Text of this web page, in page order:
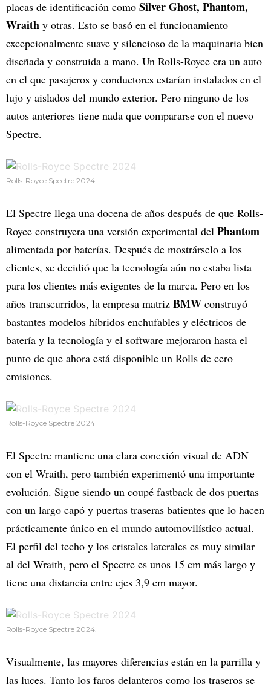
placas de identificación como Silver Ghost, Phantom,
Wraith y otras. Esto se basó en el funcionamiento
excepcionalmente suave y silencioso de la maquinaria bien
diseñada y construida a mano. Un Rolls-Royce era un auto
en el que pasajeros y conductores estarían instalados en el
lujo y aislados del mundo exterior. Pero ninguno de los
autos anteriores tiene nada que compararse con el nuevo
Spectre.
Rolls-Royce Spectre 2024
El Spectre llega una docena de años después de que Rolls-
Royce construyera una versión experimental del Phantom
alimentada por baterías. Después de mostrárselo a los
clientes, se decidió que la tecnología aún no estaba lista
para los clientes más exigentes de la marca. Pero en los
años transcurridos, la empresa matriz BMW construyó
bastantes modelos híbridos enchufables y eléctricos de
batería y la tecnología y el software mejoraron hasta el
punto de que ahora está disponible un Rolls de cero
emisiones.
Rolls-Royce Spectre 2024
El Spectre mantiene una clara conexión visual de ADN
con el Wraith, pero también experimentó una importante
evolución. Sigue siendo un coupé fastback de dos puertas
con un largo capó y puertas traseras batientes que lo hacen
prácticamente único en el mundo automovilístico actual.
El perfil del techo y los cristales laterales es muy similar
al del Wraith, pero el Spectre es unos 15 cm más largo y
tiene una distancia entre ejes 3,9 cm mayor.
Rolls-Royce Spectre 2024.
Visualmente, las mayores diferencias están en la parrilla y
las luces. Tanto los faros delanteros como los traseros se